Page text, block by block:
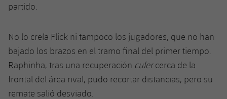
partido.
No lo creía Flick ni tampoco los jugadores, que no han
bajado los brazos en el tramo final del primer tiempo.
Raphinha, tras una recuperación culercerca de la
frontal del área rival, pudo recortar distancias, pero su
remate salió desviado.